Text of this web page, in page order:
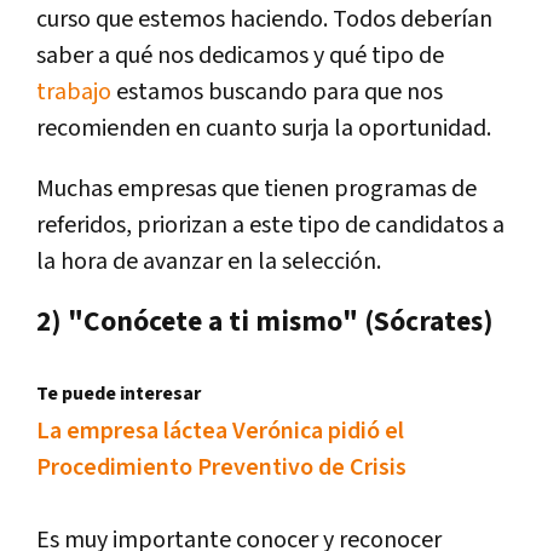
curso que estemos haciendo. Todos deberían
saber a qué nos dedicamos y qué tipo de
trabajo estamos buscando para que nos
recomienden en cuanto surja la oportunidad.
Muchas empresas que tienen programas de
referidos, priorizan a este tipo de candidatos a
la hora de avanzar en la selección.
2) "Conócete a ti mismo" (Sócrates)
Te puede interesar
La empresa láctea Verónica pidió el
Procedimiento Preventivo de Crisis
Es muy importante conocer y reconocer